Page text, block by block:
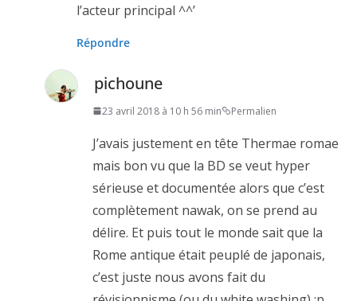
l’acteur principal ^^’
Répondre
pichoune
23 avril 2018 à 10 h 56 min Permalien
J’avais justement en tête Thermae romae
mais bon vu que la BD se veut hyper
sérieuse et documentée alors que c’est
complètement nawak, on se prend au
délire. Et puis tout le monde sait que la
Rome antique était peuplé de japonais,
c’est juste nous avons fait du